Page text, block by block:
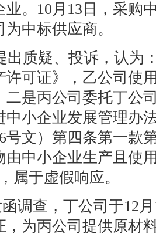
业。10月13日，采购
中标供应商。
出质疑、投诉，认为
许可证》，乙公司使
二是丙公司委托丁公
中小企业发展管理办
号文）第四条第一款
由中小企业生产且使
属于虚假响应。
调查，丁公司于12
，为丙公司提供原材